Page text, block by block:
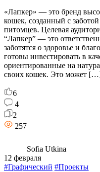
«Лапкер» — это бренд
кошек, созданный с
питомцев. Целевая
“Лапкер” — это
заботятся о здоровье и
готовы инвестировать в
ориентированные на
своих кошек. Это может
6
4
2
257
Sofia Utkina
12 февраля
#Графический #Проекты